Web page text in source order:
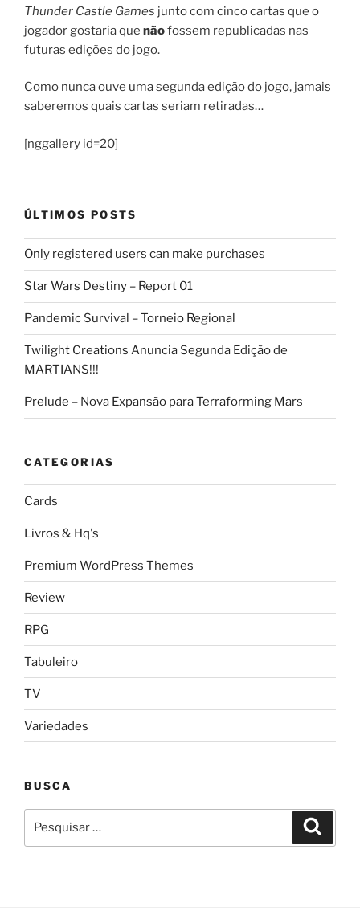
Thunder Castle Games junto com cinco cartas que o
jogador gostaria que nãofossem republicadas nas
futuras edições do jogo.
Como nunca ouve uma segunda edição do jogo, jamais
saberemos quais cartas seriam retiradas…
[nggallery id=20]
ÚLTIMOS POSTS
Only registered users can make purchases
Star Wars Destiny – Report 01
Pandemic Survival – Torneio Regional
Twilight Creations Anuncia Segunda Edição de
MARTIANS!!!
Prelude – Nova Expansão para Terraforming Mars
CATEGORIAS
Cards
Livros & Hq's
Premium WordPress Themes
Review
RPG
Tabuleiro
TV
Variedades
BUSCA
por: